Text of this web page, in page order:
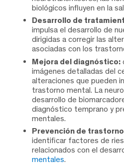
biológicos influyen en la
Desarrollo de
impulsa el desarrollo de
dirigidas a corregir las
asociadas con los
Mejora del diagnóstico:
imágenes detalladas del
alteraciones que pueden
trastorno mental. La
desarrollo de
diagnóstico temprano y
mentales.
Prevención de
identificar factores de
relacionados con el
mentales.